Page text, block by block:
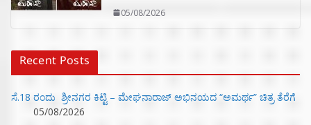
05/08/2026
Recent Posts
ಸೆ.18 ರಂದು ಶ್ರೀನಗರ ಕಿಟ್ಟಿ – ಮೇಘನಾರಾಜ್ ಅಭಿನಯದ “ಅಮರ್ಥ” ಚಿತ್ರ ತೆರೆಗೆ
05/08/2026